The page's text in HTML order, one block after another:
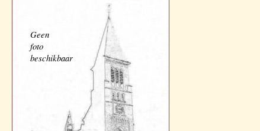
Geen
foto
beschikbaar